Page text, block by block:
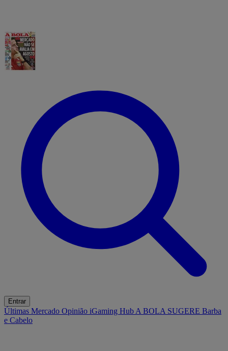
Entrar
Últimas Mercado Opinião iGaming Hub A BOLA SUGERE Barba
e Cabelo